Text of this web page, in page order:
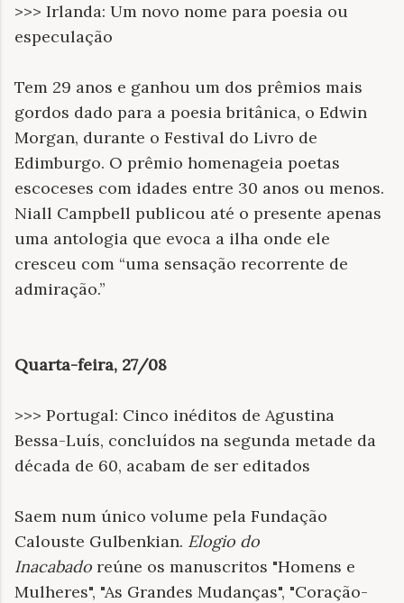
>>> Irlanda: Um novo nome para poesia ou
especulação
Tem 29 anos e ganhou um dos prêmios mais
gordos dado para a poesia britânica, o Edwin
Morgan, durante o Festival do Livro de
Edimburgo. O prêmio homenageia poetas
escoceses com idades entre 30 anos ou menos.
Niall Campbell publicou até o presente apenas
uma antologia que evoca a ilha onde ele
cresceu com “uma sensação recorrente de
admiração.”
Quarta-feira, 27/08
>>> Portugal: Cinco inéditos de Agustina
Bessa-Luís, concluídos na segunda metade da
década de 60, acabam de ser editados
Saem num único volume pela Fundação
Calouste Gulbenkian. Elogio do
Inacabado reúne os manuscritos "Homens e
Mulheres", "As Grandes Mudanças", "Coração-